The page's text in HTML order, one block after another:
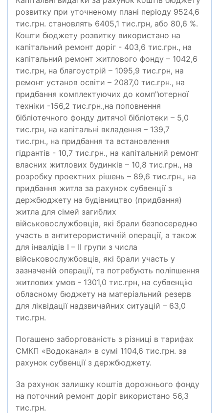
розвитку при уточненому плані періоду 9524,6
тис.грн. становлять 6405,1 тис.грн, або 80,6 %.
Кошти бюджету розвитку використано на
капітальний ремонт доріг - 403,6 тис.грн., на
капітальний ремонт житлового фонду – 1042,6
тис.грн, на благоустрій – 1095,9 тис.грн, на
ремонт установ освіти – 2087,0 тис.грн., на
придбання комплектуючих до комп"ютерної
техніки -156,2 тис.грн.,на поповнення
бібліотечного фонду дитячої бібліотеки – 5,0
тис.грн, на капітальні вкладення – 139,7
тис.грн., на придбання та встановлення
гідрантів - 10,7 тис.грн., на капітальний ремонт
власних житлових будинків – 10,8 тис.грн., на
розробку проектних рішень – 89,6 тис.грн., на
придбання житла за рахунок субвенції з
держбюджету на будівництво (придбання)
житла для сімей загиблих
військовослужбовців, які брали безпосередню
участь в антитерористичній операції, а також
для інвалідів І – ІІ групи з числа
військовослужбовців, які брали участь у
зазначеній операції, та потребують поліпшення
житлових умов - 1301,0 тис.грн, на субвенцію
обласному бюджету на матеріальний резерв
для ліквідації надзвичайних ситуацій – 63,0
тис.грн.
Погашено заборгованість з різниці в тарифах
СМКП «Водоканал» в сумі 1104,6 тис.грн. за
рахунок субвенції з держбюджету.
За рахунок залишку коштів дорожнього фонду
на поточний ремонт доріг використано 56,3
тис.грн.